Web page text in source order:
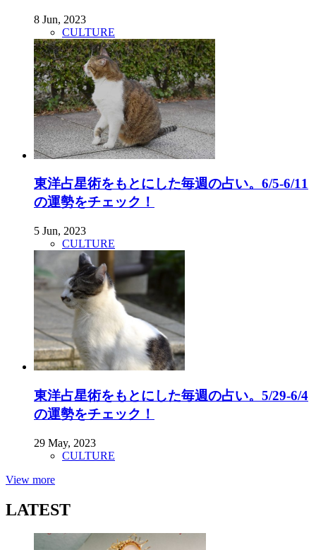
8 Jun, 2023
CULTURE
東洋占星術をもとにした毎週の占い。6/5-6/11
の運勢をチェック！
5 Jun, 2023
CULTURE
東洋占星術をもとにした毎週の占い。5/29-6/4
の運勢をチェック！
29 May, 2023
CULTURE
View more
LATEST